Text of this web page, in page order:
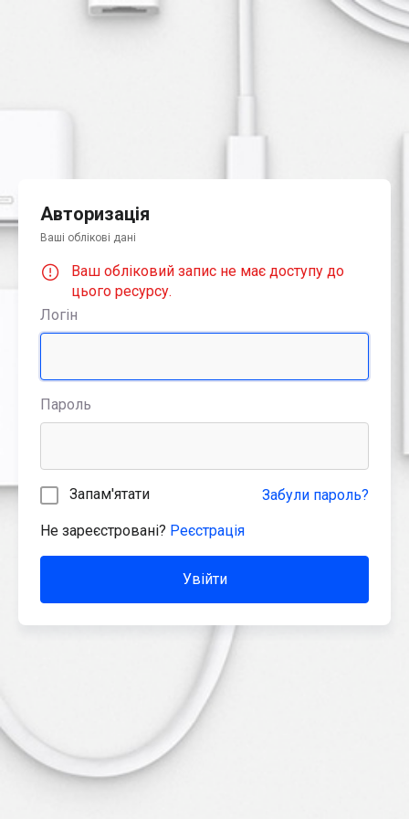
Авторизація
Ваші облікові дані
Ваш обліковий запис не має доступу до
цього ресурсу.
Логін
Пароль
Запам'ятати Забули пароль?
Не зареєстровані? Реєстрація